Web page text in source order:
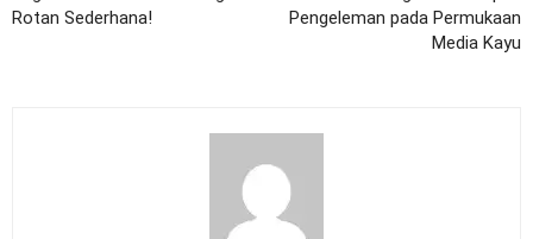
Rotan Sederhana!
Pengeleman pada Permukaan
Media Kayu